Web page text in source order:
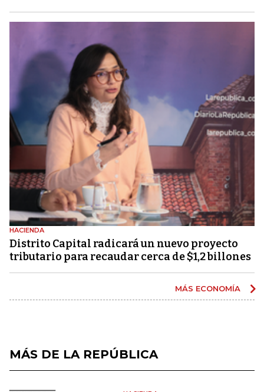
HACIENDA
Distrito Capital radicará un nuevo proyecto
tributario para recaudar cerca de $1,2 billones
MÁS ECONOMÍA
MÁS DE LA REPÚBLICA